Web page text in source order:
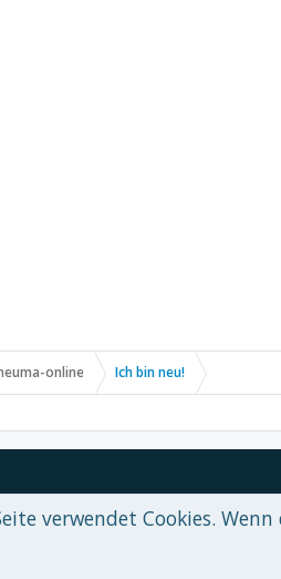
online Ich bin neu!
© 2010-2018 XenForo Ltd.-Deutsch von
verwendet Cookies.